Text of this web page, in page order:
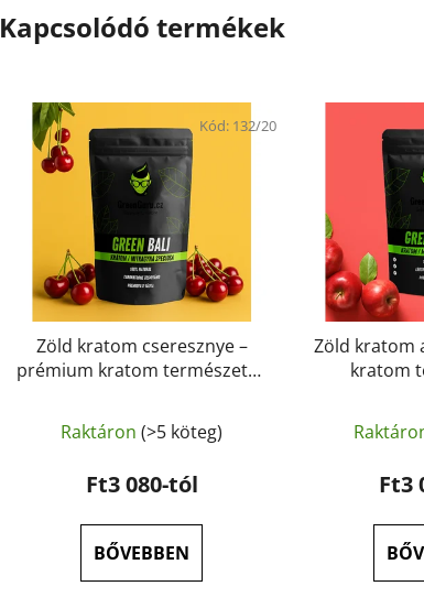
Kapcsolódó termékek
Zöld kratom cseresznye –
prémium kratom természetes
GreenGuru
Raktáron(>5 köteg)
Ft3 080-tól
BŐVEBBEN
Kód: 132/20
Zöld kratom
kratom
Ft3